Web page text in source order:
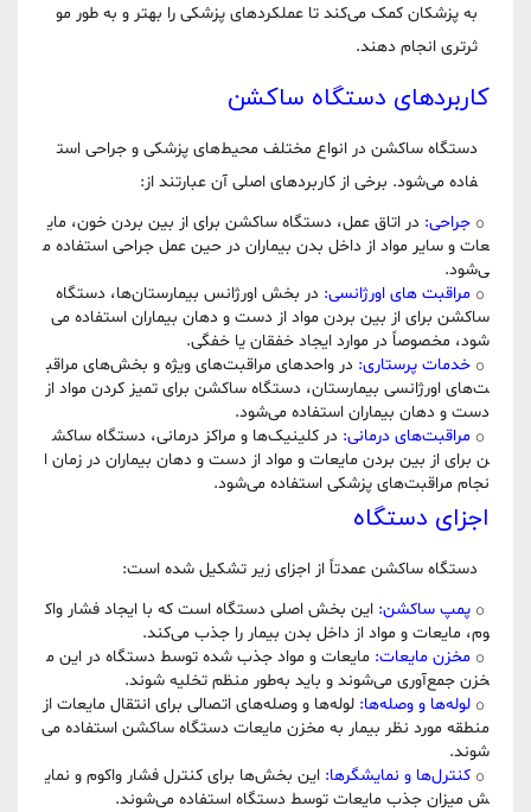
به پزشکان کمک می‌کند تا عملکردهای پزشکی را بهتر و به طور مو
ثرتری انجام دهند.
کاربردهای دستگاه ساکشن
دستگاه ساکشن در انواع مختلف محیط‌های پزشکی و جراحی است
فاده می‌شود. برخی از کاربردهای اصلی آن عبارتند از:
جراحی: در اتاق عمل، دستگاه ساکشن برای از بین بردن خون، مای
عات و سایر مواد از داخل بدن بیماران در حین عمل جراحی استفاده م
ی‌شود.
مراقبت های اورژانسی: در بخش اورژانس بیمارستان‌ها، دستگاه
ساکشن برای از بین بردن مواد از دست و دهان بیماران استفاده می‌
شود، مخصوصاً در موارد ایجاد خفقان یا خفگی.
خدمات پرستاری: در واحدهای مراقبت‌های ویژه و بخش‌های مراقب
ت‌های اورژانسی بیمارستان، دستگاه ساکشن برای تمیز کردن مواد از
دست و دهان بیماران استفاده می‌شود.
مراقبت‌های درمانی: در کلینیک‌ها و مراکز درمانی، دستگاه ساکش
ن برای از بین بردن مایعات و مواد از دست و دهان بیماران در زمان ا
نجام مراقبت‌های پزشکی استفاده می‌شود.
اجزای دستگاه
دستگاه ساکشن عمدتاً از اجزای زیر تشکیل شده است:
پمپ ساکشن: این بخش اصلی دستگاه است که با ایجاد فشار واک
وم، مایعات و مواد از داخل بدن بیمار را جذب می‌کند.
مخزن مایعات: مایعات و مواد جذب شده توسط دستگاه در این م
خزن جمع‌آوری می‌شوند و باید به‌طور منظم تخلیه شوند.
لوله‌ها و وصله‌ها: لوله‌ها و وصله‌های اتصالی برای انتقال مایعات از
منطقه مورد نظر بیمار به مخزن مایعات دستگاه ساکشن استفاده می‌
شوند.
کنترل‌ها و نمایشگرها: این بخش‌ها برای کنترل فشار واکوم و نمای
ش میزان جذب مایعات توسط دستگاه استفاده می‌شوند.